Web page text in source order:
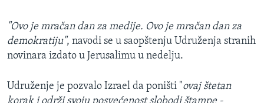
"Ovo je mračan dan za medije. Ovo je mračan dan za
demokratiju", navodi se u saopštenju Udruženja stranih
novinara izdato u Jerusalimu u nedelju.
Udruženje je pozvalo Izrael da poništi "ovaj štetan